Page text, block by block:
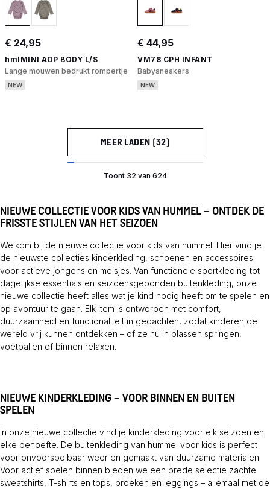
€ 24,95
hmlMINI AOP BODY L/S
Lange mouwen bedrukt rompertje
NEW
€ 44,95
VM78 CPH INFANT
Babysneakers
NEW
MEER LADEN (32)
Toont 32 van 624
NIEUWE COLLECTIE VOOR KIDS VAN HUMMEL – ONTDEK DE
FRISSTE STIJLEN VAN HET SEIZOEN
Welkom bij de nieuwe collectie voor kids van hummel! Hier vind je
de nieuwste collecties kinderkleding, schoenen en accessoires
voor actieve jongens en meisjes. Van functionele sportkleding tot
dagelijkse essentials en seizoensgebonden buitenkleding, onze
nieuwe collectie heeft alles wat je kind nodig heeft om te spelen en
op avontuur te gaan. Elk item is ontworpen met comfort,
duurzaamheid en functionaliteit in gedachten, zodat kinderen de
wereld vrij kunnen ontdekken – of ze nu in plassen springen,
voetballen of binnen relaxen.
NIEUWE KINDERKLEDING – VOOR BINNEN EN BUITEN
SPELEN
In onze nieuwe collectie vind je kinderkleding voor elk seizoen en
elke behoefte. De buitenkleding van hummel voor kids is perfect
voor onvoorspelbaar weer en gemaakt van duurzame materialen.
Voor actief spelen binnen bieden we een brede selectie zachte
sweatshirts, T-shirts en tops, broeken en leggings – allemaal met de